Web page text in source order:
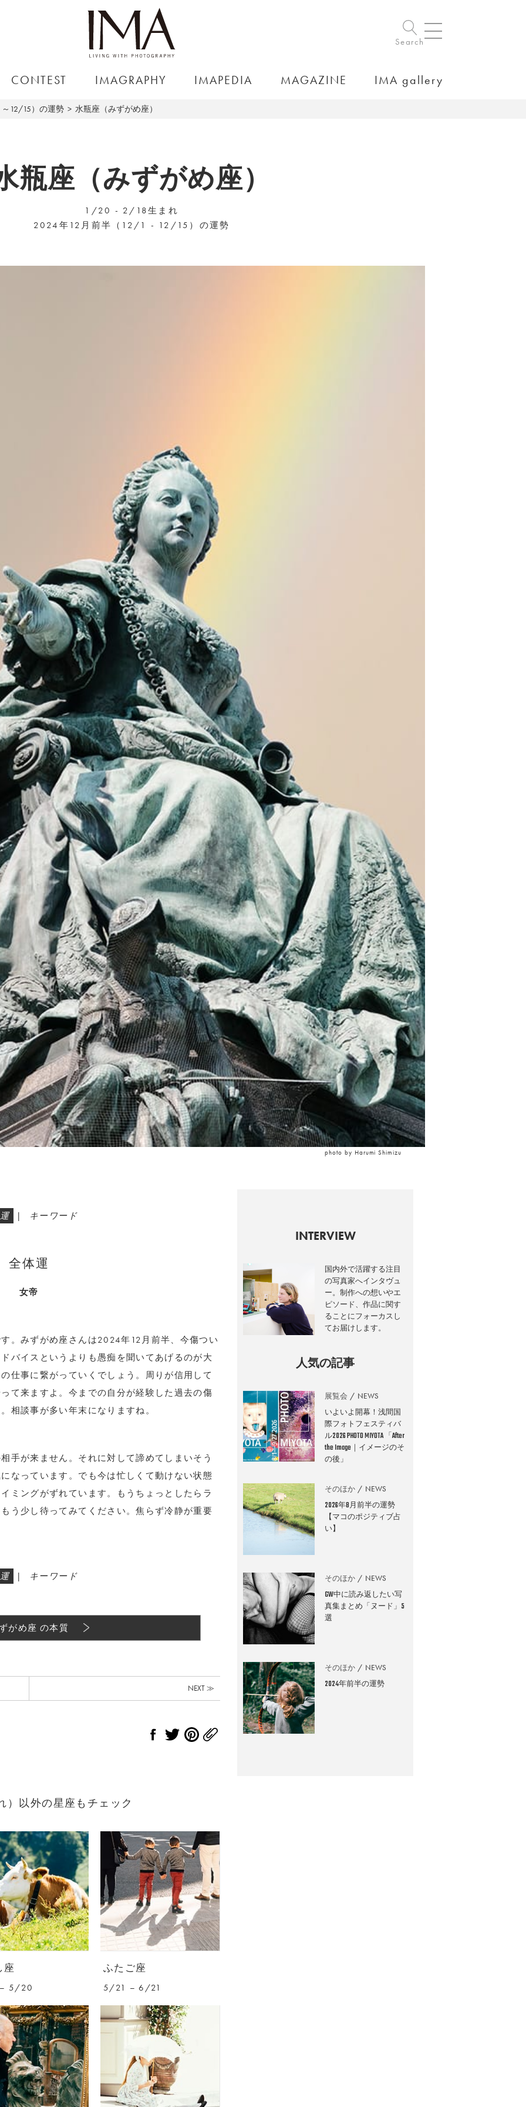
Search
CONTEST IMAGRAPHY IMAPEDIA MAGAZINE IMA gallery
12/15）の運勢 水瓶座（みずがめ座）
瓶座（みずがめ座）
1/20 - 2/18生まれ
2024年12月前半（12/1 - 12/15）の運勢
photo by Harumi Shimizu
| キーワード
全体運
女帝
。みずがめ座さんは2024年12月前半、今傷つい
バイスというよりも愚痴を聞いてあげるのが大
仕事に繋がっていくでしょう。周りが信用して
て来ますよ。今までの自分が経験した過去の傷
相談事が多い年末になりますね。
手が来ません。それに対して諦めてしまいそう
なっています。でも今は忙しくて動けない状態
ミングがずれています。もうちょっとしたらラ
う少し待ってみてください。焦らず冷静が重要
| キーワード
がめ座 の本質
NEXT ≫
以外の星座もチェック
座
5/20
ふたご座
5/21 – 6/21
INTERVIEW
国内外で活躍する注目
の写真家へインタヴュ
ー。制作への想いやエ
ピソード、作品に関す
ることにフォーカスし
てお届けします。
人気の記事
展覧会 NEWS
いよいよ開幕！浅間国
際フォトフェスティバ
ル2026 PHOTO MIYOTA 「After
the Image｜イメージのそ
の後」
そのほか NEWS
2026年8月前半の運勢
【マコのポジティブ占
い】
そのほか NEWS
GW中に読み返したい写
真集まとめ「ヌード」5
選
そのほか NEWS
2024年前半の運勢